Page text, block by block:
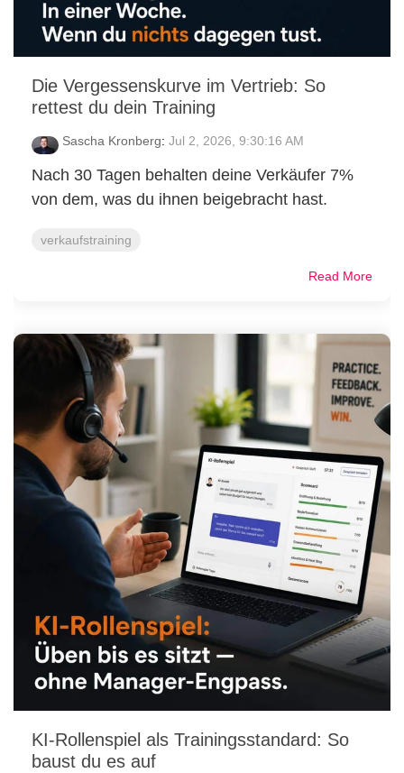
Die Vergessenskurve im Vertrieb: So
rettest du dein Training
Sascha Kronberg: Jul 2, 2026, 9:30:16 AM
Nach 30 Tagen behalten deine Verkäufer 7%
von dem, was du ihnen beigebracht hast.
verkaufstraining
Read More
KI-Rollenspiel als Trainingsstandard: So
baust du es auf